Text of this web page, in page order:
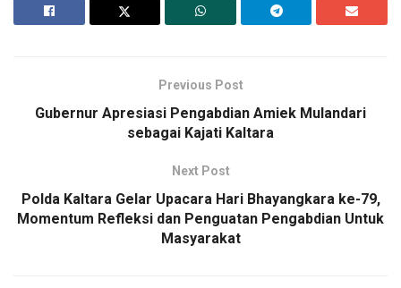
Previous Post
Gubernur Apresiasi Pengabdian Amiek Mulandari
sebagai Kajati Kaltara
Next Post
Polda Kaltara Gelar Upacara Hari Bhayangkara ke-79,
Momentum Refleksi dan Penguatan Pengabdian Untuk
Masyarakat